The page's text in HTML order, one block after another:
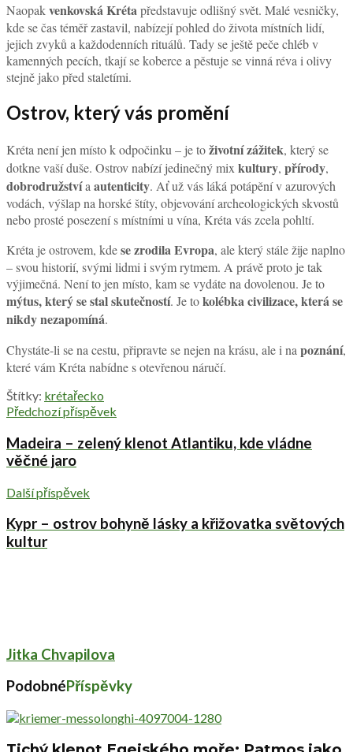
Naopakvenkovská Krétapředstavuje odlišný svět. Malé vesničky,
kde se čas téměř zastavil, nabízejí pohled do života místních lidí,
jejich zvyků a každodenních rituálů. Tady se ještě peče chléb v
kamenných pecích, tkají se koberce a pěstuje se vinná réva i olivy
stejně jako před staletími.
Ostrov, který vás promění
Kréta není jen místo k odpočinku – je toživotní zážitek, který se
dotkne vaší duše. Ostrov nabízí jedinečný mix kultury, přírody,
dobrodružstvía autenticity. Ať už vás láká potápění v azurových
vodách, výšlap na horské štíty, objevování archeologických skvostů
nebo prosté posezení s místními u vína, Kréta vás zcela pohltí.
Kréta je ostrovem, kdese zrodila Evropa, ale který stále žije naplno
– svou historií, svými lidmi i svým rytmem. A právě proto je tak
výjimečná. Není to jen místo, kam se vydáte na dovolenou. Je to
mýtus, který se stal skutečností. Je tokolébka civilizace, která se
nikdy nezapomíná.
Chystáte-li se na cestu, připravte se nejen na krásu, ale i na poznání,
které vám Kréta nabídne s otevřenou náručí.
Štítky: krétařecko
Předchozí příspěvek
Madeira – zelený klenot Atlantiku, kde vládne
věčné jaro
Další příspěvek
Kypr – ostrov bohyně lásky a křižovatka světových
kultur
Jitka Chvapilova
PodobnéPříspěvky